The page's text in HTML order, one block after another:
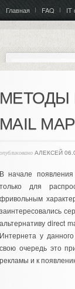
Главная FAQ IT
АЛЕКСЕЙ
начале появления
для
direct
у
очередь это
и к